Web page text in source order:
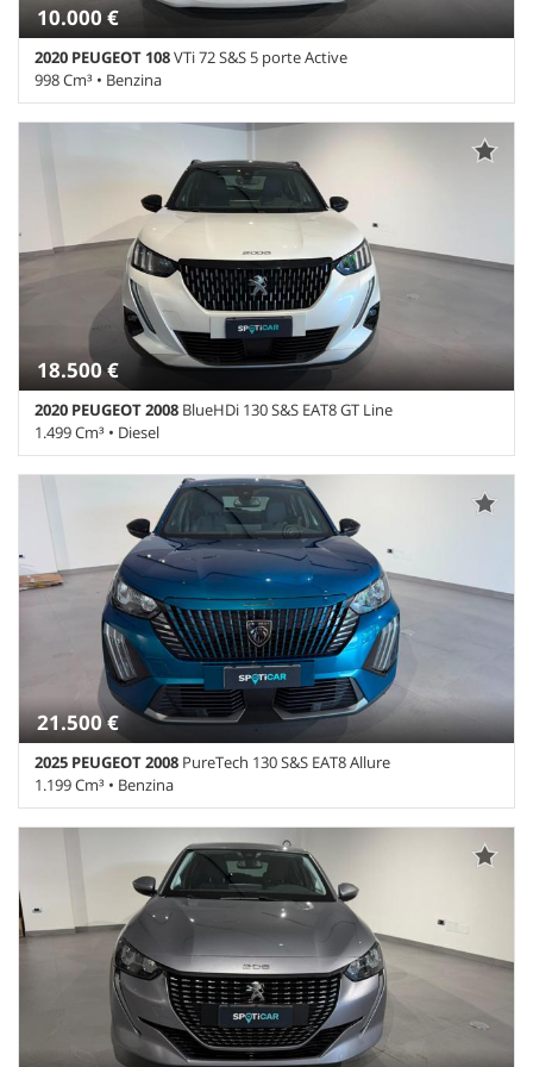
10.000 €
2020 PEUGEOT 108VTi 72 S&S 5 porte Active
998 Cm³ • Benzina
66.900 Km • Cambio Manuale (5) • Bianco pastello • 5 Porte • ABS •
Airbag • Airbag laterali • Airbag Passeggero • Airbag posteriore •
Airbag testa • Alzacristalli elettrici • Autoradio • Bluetooth •
Boardcomputer • Cerchi in lega • Certificato della batteria •
Chiusura centralizzata • Chiusura centralizzata telecomandata •
Climatizzatore • Controllo trazione • ESP • Fari LED • Fendinebbia •
Immobilizzatore elettronico • Isofix • Lettore CD • Marmitta
catalitica • Monitoraggio pressione pneumatici • Sedile posteriore
sdoppiato • Sensore di luce • Servosterzo • USB • Volante
multifunzione
18.500 €
2020 PEUGEOT 2008 BlueHDi 130 S&S EAT8 GT Line
1.499 Cm³ • Diesel
97.300 Km • Cambio Sequenziale (8) • Bianco Madreperla perlato •
5 Porte • ABS • Airbag • Airbag laterali • Airbag Passeggero • Airbag
testa • Alzacristalli elettrici • Autoradio • Bluetooth • Cerchi in lega
• Chiusura centralizzata • Climatizzatore • Controllo trazione •
Cruise Control • ESP • Fendinebbia • Head-up display • Park
Distance Control • Sedile posteriore sdoppiato • Servosterzo •
Specchietti laterali elettrici • Telecamera per parcheggio assistito
21.500 €
2025 PEUGEOT 2008 PureTech 130 S&S EAT8 Allure
1.199 Cm³ • Benzina
16.800 Km • Cambio Sequenziale (8) • Blu obsession metallizzato •
5 Porte • ABS • Airbag laterali • Airbag testa • Alzacristalli elettrici •
Autoradio • Bluetooth • Cerchi in lega • Chiusura centralizzata •
Climatizzatore • Controllo trazione • ESP • Fendinebbia • Filtro
antiparticolato • Immobilizzatore elettronico • Park Distance
Control • Sedile posteriore sdoppiato • Servosterzo • Specchietti
laterali elettrici